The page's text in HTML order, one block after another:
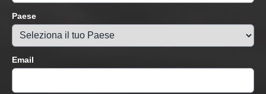
Paese
Email